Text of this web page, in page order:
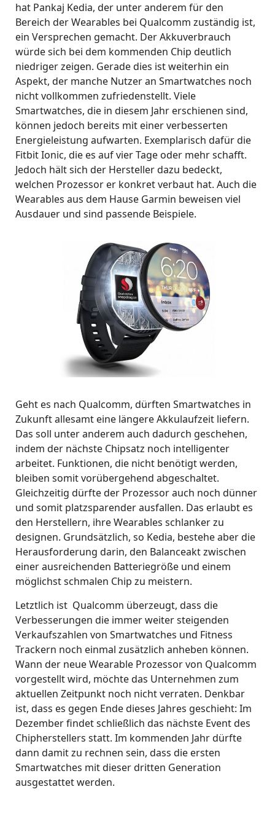
hat Pankaj Kedia, der unter anderem für den
Bereich der Wearables bei Qualcomm zuständig ist,
ein Versprechen gemacht. Der Akkuverbrauch
würde sich bei dem kommenden Chip deutlich
niedriger zeigen. Gerade dies ist weiterhin ein
Aspekt, der manche Nutzer an Smartwatches noch
nicht vollkommen zufriedenstellt. Viele
Smartwatches, die in diesem Jahr erschienen sind,
können jedoch bereits mit einer verbesserten
Energieleistung aufwarten. Exemplarisch dafür die
Fitbit Ionic, die es auf vier Tage oder mehr schafft.
Jedoch hält sich der Hersteller dazu bedeckt,
welchen Prozessor er konkret verbaut hat. Auch die
Wearables aus dem Hause Garmin beweisen viel
Ausdauer und sind passende Beispiele.
Geht es nach Qualcomm, dürften Smartwatches in
Zukunft allesamt eine längere Akkulaufzeit liefern.
Das soll unter anderem auch dadurch geschehen,
indem der nächste Chipsatz noch intelligenter
arbeitet. Funktionen, die nicht benötigt werden,
bleiben somit vorübergehend abgeschaltet.
Gleichzeitig dürfte der Prozessor auch noch dünner
und somit platzsparender ausfallen. Das erlaubt es
den Herstellern, ihre Wearables schlanker zu
designen. Grundsätzlich, so Kedia, bestehe aber die
Herausforderung darin, den Balanceakt zwischen
einer ausreichenden Batteriegröße und einem
möglichst schmalen Chip zu meistern.
Letztlich ist Qualcomm überzeugt, dass die
Verbesserungen die immer weiter steigenden
Verkaufszahlen von Smartwatches und Fitness
Trackern noch einmal zusätzlich anheben können.
Wann der neue Wearable Prozessor von Qualcomm
vorgestellt wird, möchte das Unternehmen zum
aktuellen Zeitpunkt noch nicht verraten. Denkbar
ist, dass es gegen Ende dieses Jahres geschieht: Im
Dezember findet schließlich das nächste Event des
Chipherstellers statt. Im kommenden Jahr dürfte
dann damit zu rechnen sein, dass die ersten
Smartwatches mit dieser dritten Generation
ausgestattet werden.